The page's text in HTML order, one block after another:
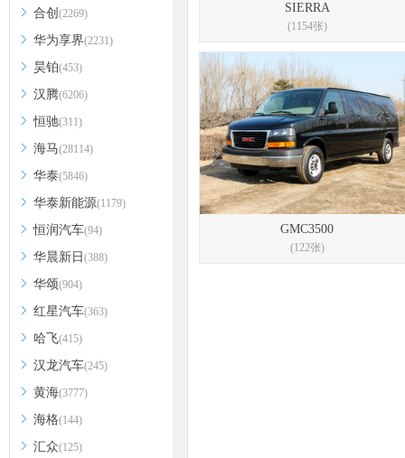
合创 (2269)
华为享界(2231)
昊铂(453)
汉腾(6206)
恒驰(311)
海马(28114)
华泰(5846)
华泰新能源(1179)
恒润汽车(94)
华晨新日 (388)
华颂(904)
红星汽车(363)
哈飞(415)
汉龙汽车(245)
黄海(3777)
海格(144)
汇众(125)
SIERRA
(1154张)
GMC3500
(122张)